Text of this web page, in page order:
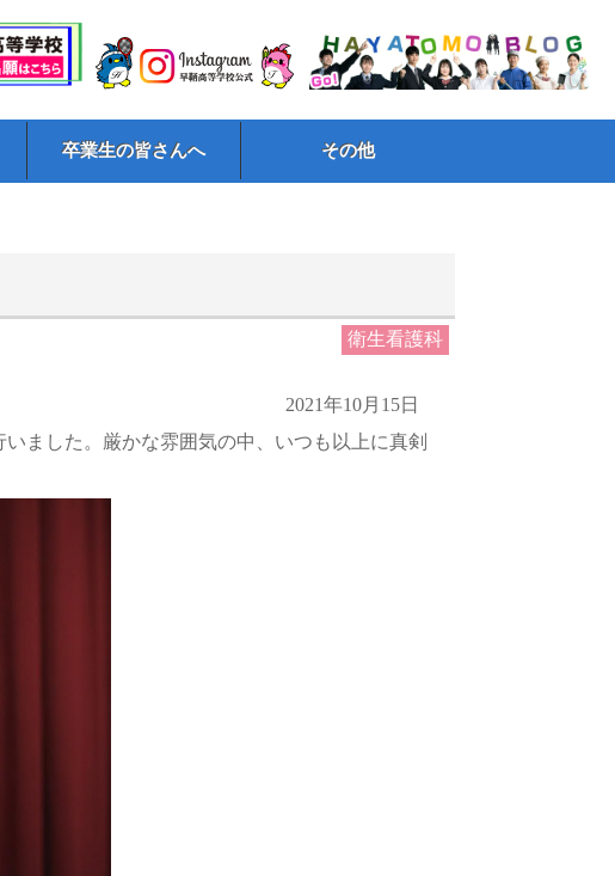
卒業生の皆さんへ その他
衛生看護科
2021年10月15日
ました。厳かな雰囲気の中、いつも以上に真剣